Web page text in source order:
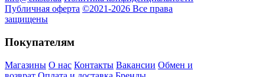
Публичная оферта ©2021-2026 Все права
защищены
Покупателям
Магазины О нас Контакты Вакансии Обмен и